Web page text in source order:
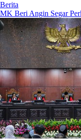
Berita
MK Beri Angin Segar